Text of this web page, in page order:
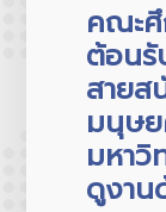
คณะศึ
ต้อนรั
สาย
มนุษย
มหา
ดูงาน